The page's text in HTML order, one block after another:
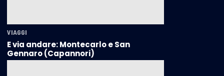
VIAGGI
E via andare: Montecarlo e San
Gennaro (Capannori)